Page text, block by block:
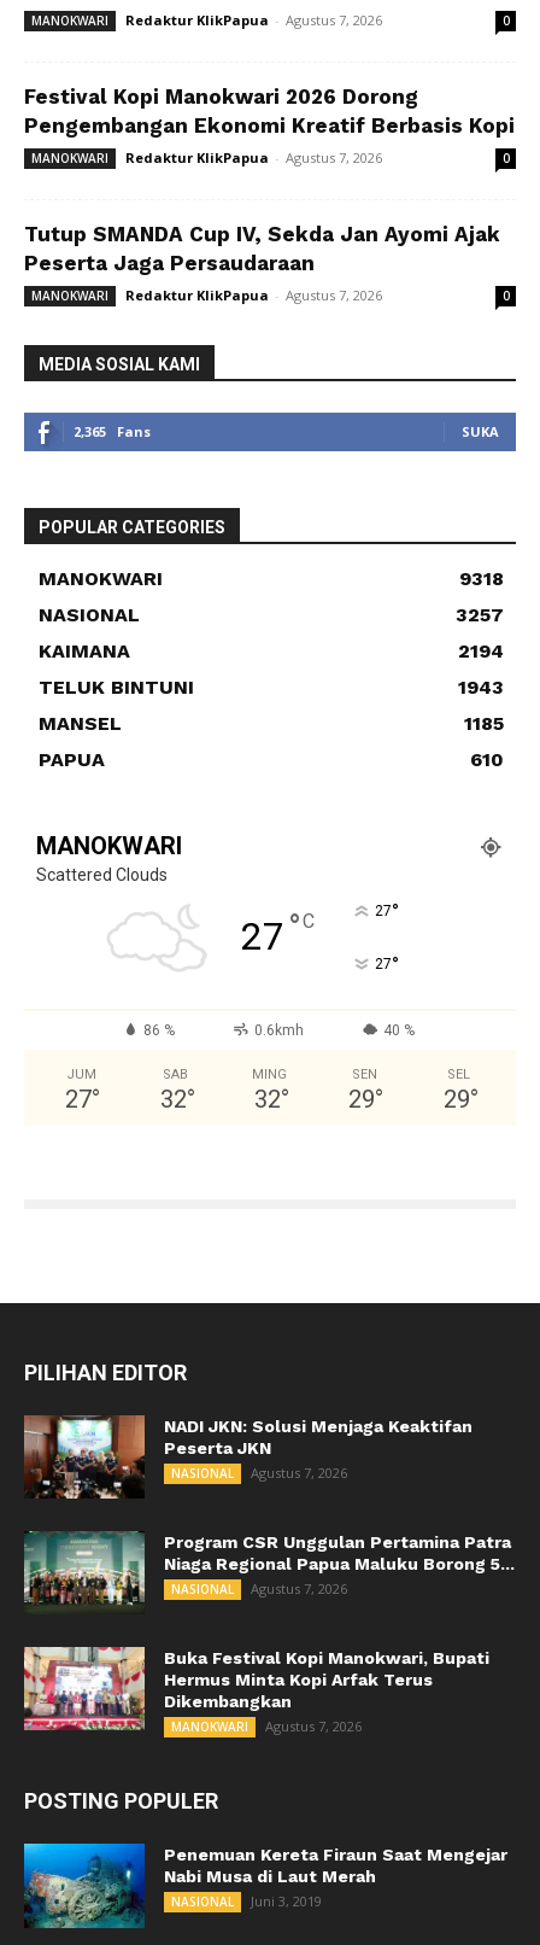
MANOKWARI Redaktur KlikPapua - Agustus 7, 2026 0
Festival Kopi Manokwari 2026 Dorong
Pengembangan Ekonomi Kreatif Berbasis Kopi
MANOKWARI Redaktur KlikPapua - Agustus 7, 2026 0
Tutup SMANDA Cup IV, Sekda Jan Ayomi Ajak
Peserta Jaga Persaudaraan
MANOKWARI Redaktur KlikPapua - Agustus 7, 2026 0
MEDIA SOSIAL KAMI
2,365 Fans SUKA
POPULAR CATEGORIES
MANOKWARI
9318
NASIONAL
3257
KAIMANA
2194
TELUK BINTUNI
1943
MANSEL
1185
PAPUA
610
MANOKWARI
Scattered Clouds
27 °C 27°
27°
86 % 0.6kmh 40 %
JUM
27°
SAB
32°
MING
32°
SEN
29°
SEL
29°
PILIHAN EDITOR
NADI JKN: Solusi Menjaga Keaktifan
Peserta JKN
NASIONAL Agustus 7, 2026
Program CSR Unggulan Pertamina Patra
Niaga Regional Papua Maluku Borong 5...
NASIONAL Agustus 7, 2026
Buka Festival Kopi Manokwari, Bupati
Hermus Minta Kopi Arfak Terus
Dikembangkan
MANOKWARI Agustus 7, 2026
POSTING POPULER
Penemuan Kereta Firaun Saat Mengejar
Nabi Musa di Laut Merah
NASIONAL Juni 3, 2019